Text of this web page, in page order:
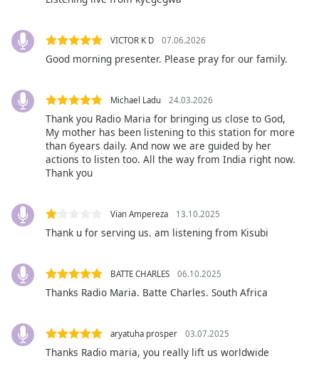
settings ,
opens
subtitles
dialog
subtitles
selected
Picture-
in-
This
window.
Beginning
VICTOR K D 07.06.2026
Good morning presenter. Please pray for our family.
Michael Ladu 24.03.2026
Thank you Radio Maria for bringing us close to God,
My mother has been listening to this station for more
than 6years daily. And now we are guided by her
actions to listen too. All the way from India right now.
Thank you
Vian Ampereza 13.10.2025
Thank u for serving us. am listening from Kisubi
BATTE CHARLES 06.10.2025
Thanks Radio Maria. Batte Charles. South Africa
aryatuha prosper 03.07.2025
Thanks Radio maria, you really lift us worldwide